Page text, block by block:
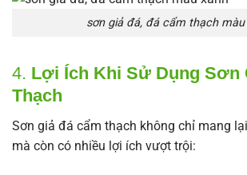
sơn giả đá, đá cẩm thạch màu
4. Lợi Ích Khi Sử Dụng Sơn
Thạch
Sơn giả đá cẩm thạch không chỉ mang
mà còn có nhiều lợi ích vượt trội: